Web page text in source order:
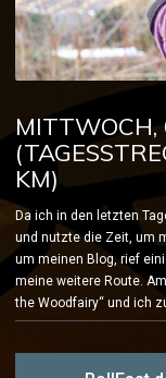
MITTWOCH,
KM)
Da ich in den letzten
und nutzte die Zeit, um
um meinen Blog, rief
meine weitere Route.
the Woodfairy“ und ich